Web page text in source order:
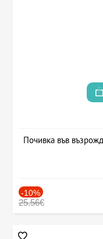
Почивка във
-10%
25.56€